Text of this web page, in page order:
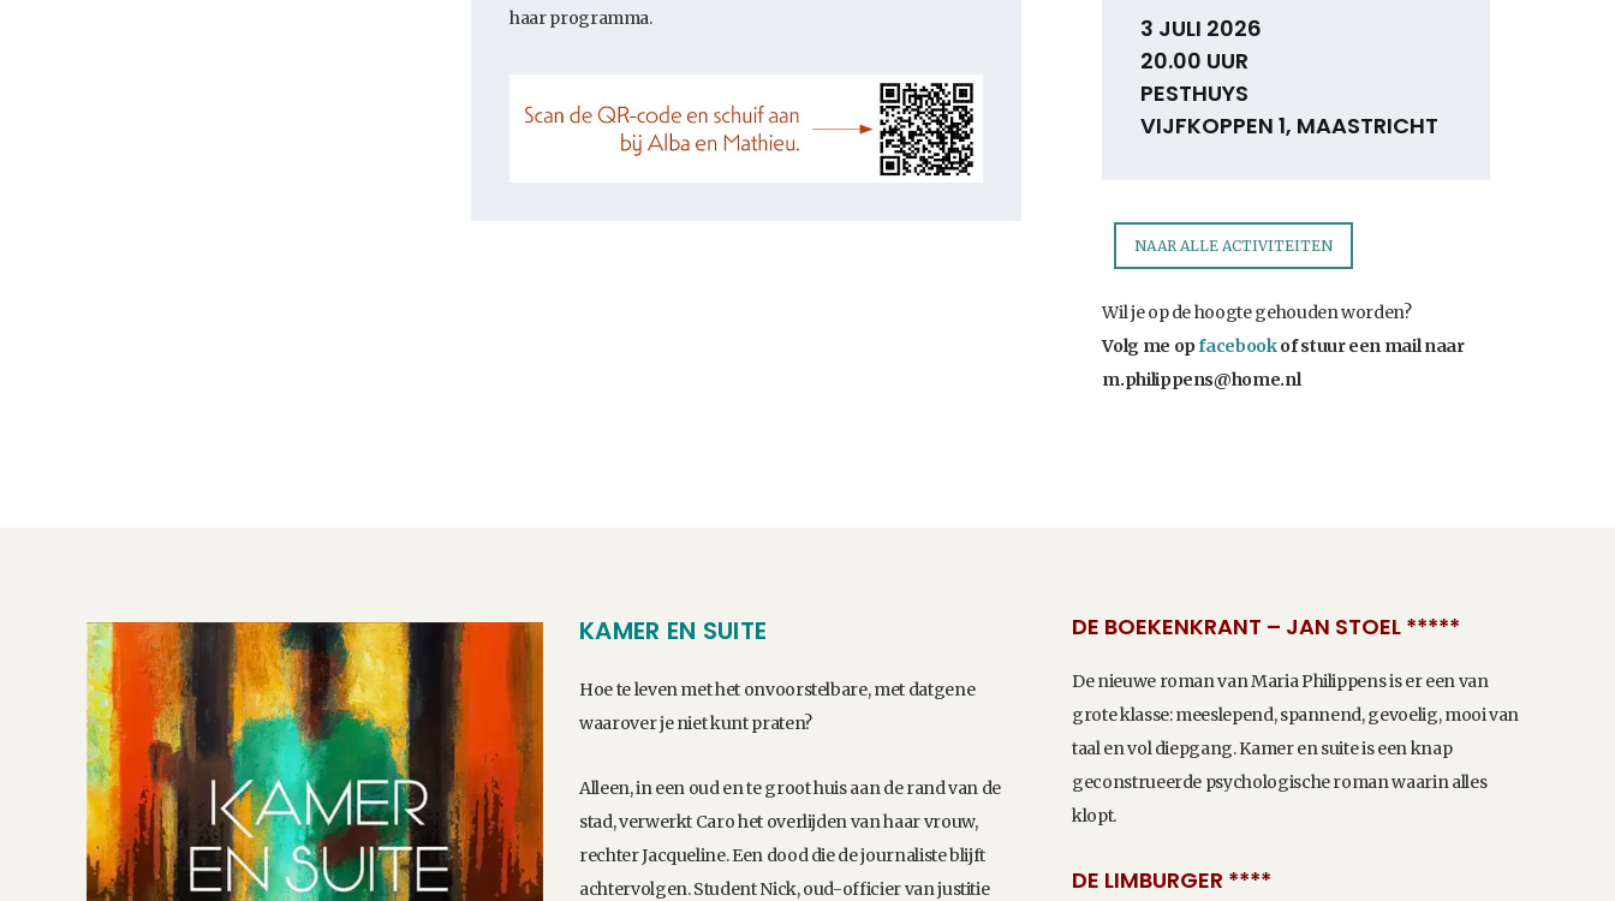
haar programma.
3 JULI 2026
20.00 UUR
PESTHUYS
VIJFKOPPEN 1, MAASTRICHT
NAAR ALLE ACTIVITEITEN
Wil je op de hoogte gehouden worden?
Volg me opfacebookof stuur een mail naar
m.philippens@home.nl
KAMER EN SUITE
Hoe te leven met het onvoorstelbare, met datgene
waarover je niet kunt praten?
Alleen, in een oud en te groot huis aan de rand van de
stad, verwerkt Caro het overlijden van haar vrouw,
rechter Jacqueline. Een dood die de journaliste blijft
achtervolgen. Student Nick, oud-officier van justitie
DE BOEKENKRANT – JAN STOEL *****
De nieuwe roman van Maria Philippens is er een van
grote klasse: meeslepend, spannend, gevoelig, mooi van
taal en vol diepgang. Kamer en suite is een knap
geconstrueerde psychologische roman waarin alles
klopt.
DE LIMBURGER ****